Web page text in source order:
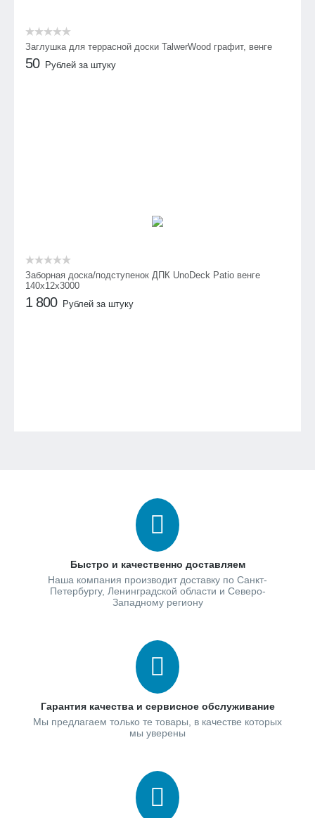
Заглушка для террасной доски TalwerWood графит, венге
50 Рублей за штуку
Заборная доска/подступенок ДПК UnoDeck Patio венге
140х12х3000
1 800 Рублей за штуку
Быстро и качественно доставляем
Наша компания производит доставку по Санкт-
Петербургу, Ленинградской области и Северо-
Западному региону
Гарантия качества и сервисное обслуживание
Мы предлагаем только те товары, в качестве которых
мы уверены